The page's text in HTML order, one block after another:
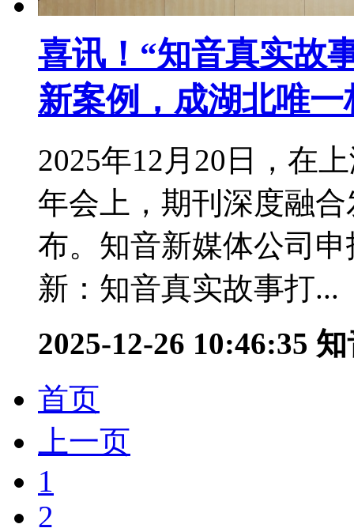
喜讯！“知音真实故
新案例，成湖北唯一
2025年12月20日，在
年会上，期刊深度融
布。知音新媒体公司
新：知音真实故事打...
2025-12-26 10:46:35
首页
上一页
1
2